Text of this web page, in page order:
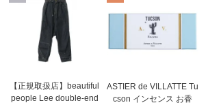
【正規取扱店】beautiful
people Lee double-end
ASTIER de VILLATTE Tu
cson インセンス お香